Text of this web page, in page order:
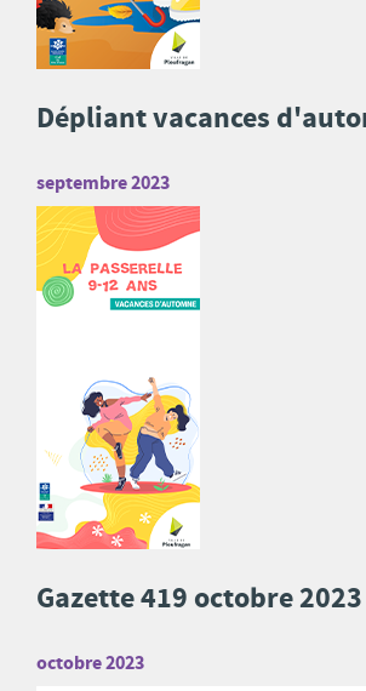
Dépliant vacances
septembre 2023
Gazette 419 octobre 2023
octobre 2023